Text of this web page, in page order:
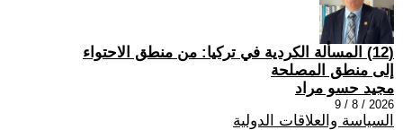
(12) المسألة الكردية في تركيا: من منطق الاحتواء
إلى منطق المصلحة
مجيد حسو مراد
2026 / 8 / 9
السياسة والعلاقات الدولية